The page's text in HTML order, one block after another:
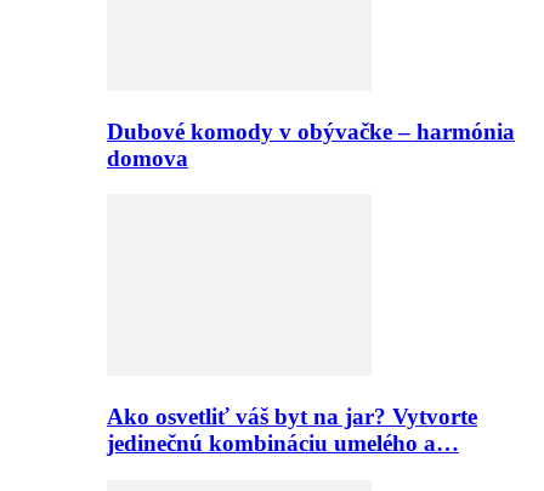
Dubové komody v obývačke – harmónia
domova
Ako osvetliť váš byt na jar? Vytvorte
jedinečnú kombináciu umelého a…